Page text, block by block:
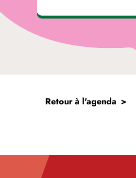
Retour à l'agenda